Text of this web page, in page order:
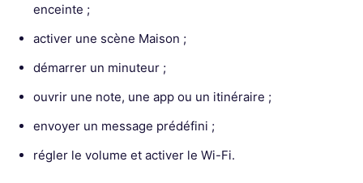
enceinte ;
activer une scène Maison ;
démarrer un minuteur ;
ouvrir une note, une app ou un itinéraire ;
envoyer un message prédéfini ;
régler le volume et activer le Wi-Fi.